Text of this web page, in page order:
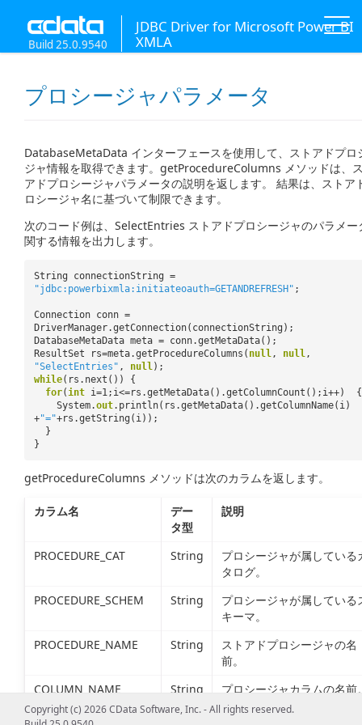
JDBC Driver for Microsoft Power BI
XMLA
Build 25.0.9540
プロシージャパラメータ
DatabaseMetaData インターフェースを使用して、ストアドプロ
ジャ情報を取得できます。getProcedureColumns メソッドは、
アドプロシージャパラメータの説明を返します。 結果は、ストア
ロシージャ名に基づいて制限できます。
次のコード例は、SelectEntries ストアドプロシージャのパラメー
関する情報を出力します。
String connectionString =
"jdbc:powerbixmla:initiateoauth=GETANDREFRESH" ;
Connection conn =
DriverManager.getConnection(connectionString);
DatabaseMetaData meta = conn.getMetaData();
ResultSet rs=meta.getProcedureColumns( null, null,
"SelectEntries" , null);
while(rs.next()) {
for(int i=1;i<=rs.getMetaData().getColumnCount();i++) {
System.out.println(rs.getMetaData().getColumnName(i)
+"="+rs.getString(i));
}
}
getProcedureColumns メソッドは次のカラムを返します。
カラム名
デー
タ型
説明
PROCEDURE_CAT String
プロシージャが属している
タログ。
PROCEDURE_SCHEM
String
プロシージャが属している
キーマ。
PROCEDURE_NAME
String
ストアドプロシージャの名
前。
COLUMN_NAME
String
プロシージャカラムの名前
COLUMN_TYPE
String プロシージャカラムの種類
Copyright (c) 2026 CData Software, Inc. - All rights reserved.